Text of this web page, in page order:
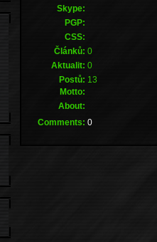
Skype:
PGP:
CSS:
Článků: 0
Aktualit: 0
Postů: 13
Motto:
About:
Comments: 0